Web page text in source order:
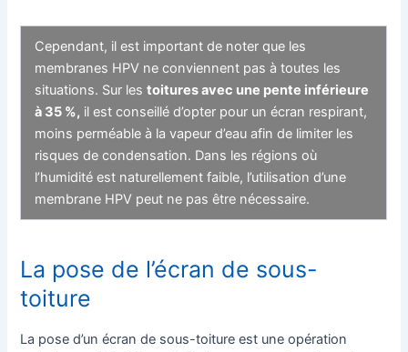
Cependant, il est important de noter que les
membranes HPV ne conviennent pas à toutes les
situations. Sur lestoitures avec une pente inférieure
à 35 %, il est conseillé d’opter pour un écran respirant,
moins perméable à la vapeur d’eau afin de limiter les
risques de condensation. Dans les régions où
l’humidité est naturellement faible, l’utilisation d’une
membrane HPV peut ne pas être nécessaire.
La pose de l’écran de sous-
toiture
La pose d’un écran de sous-toiture est une opération